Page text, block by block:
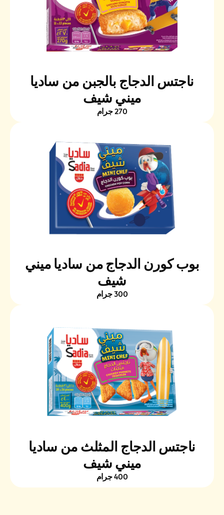
ناجتس الدجاج بالجبن من ساديا
ميني شيف
270 جرام
بوب كورن الدجاج من ساديا ميني
شيف
300 جرام
ناجتس الدجاج المثلث من ساديا
ميني شيف
400 جرام